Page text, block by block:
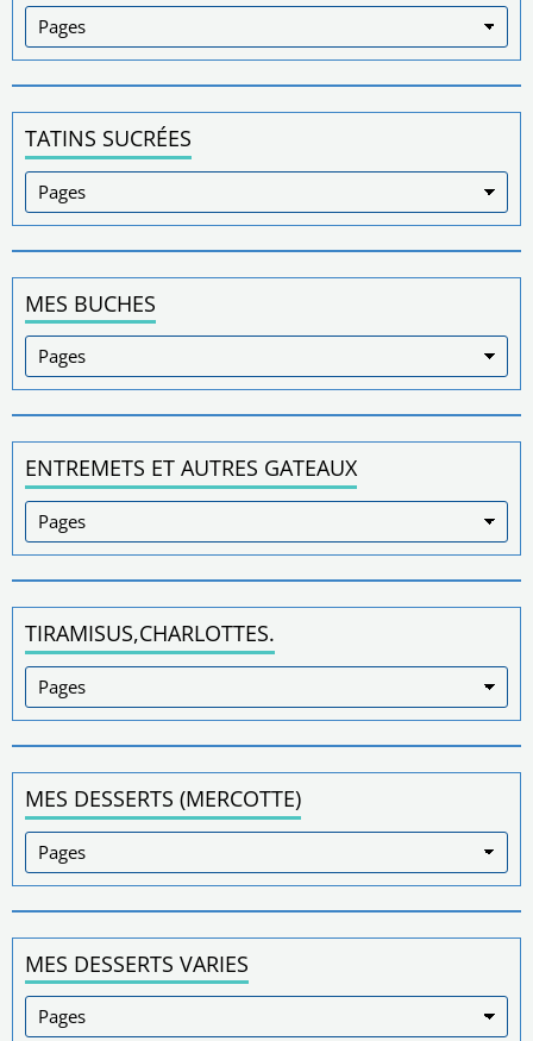
TATINS SUCRÉES
MES BUCHES
ENTREMETS ET AUTRES GATEAUX
TIRAMISUS,CHARLOTTES.
MES DESSERTS (MERCOTTE)
MES DESSERTS VARIES